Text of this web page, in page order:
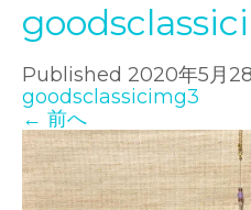
Published 2020年5月
goodsclassicimg3
← 前へ